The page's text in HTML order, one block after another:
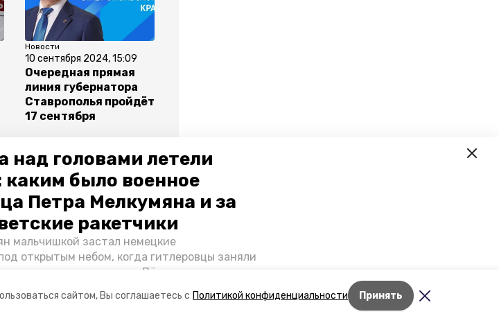
сайтом, Вы соглашаетесь с Политикой конфиденциальности Принять
над головами летели
было военное
Петра Мелкумяна и за
ракетчики
мальчишкой застал немецкие
открытым небом, когда гитлеровцы заняли
выживали после и чем Пётр помог
Лента новостей
Новости
10 сентября 2024, 15:09
Очередная прямая
линия губернатора
Ставрополья пройдёт
17 сентября
амбулатория